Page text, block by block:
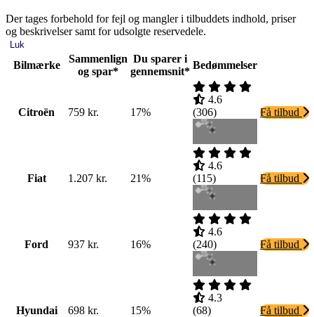
Der tages forbehold for fejl og mangler i tilbuddets indhold, priser
og beskrivelser samt for udsolgte reservedele.
Luk
Bilmærke
Sammenlign
og spar*
Du sparer i
gennemsnit*
Bedømmelser
Citroën 759 kr. 17%
4.6
(306) Få tilbud
Fiat 1.207 kr. 21%
4.6
(115) Få tilbud
Ford 937 kr. 16%
4.6
(240) Få tilbud
Hyundai 698 kr. 15%
4.3
(68) Få tilbud